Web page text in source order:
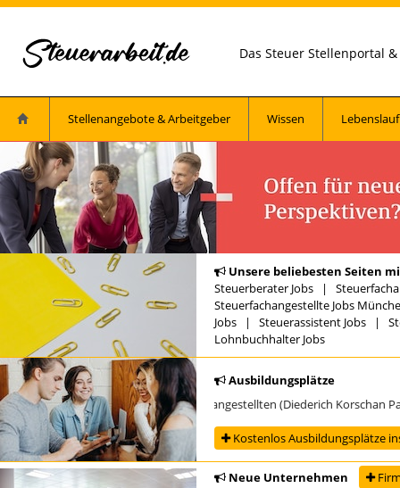
Das Steuer Stellenportal
Stellenangebote & Arbeitgeber Wissen Lebenslauf
Unsere beliebesten Seiten
Steuerberater Jobs |
Steuerfachangestellte Jobs
Jobs | Steuerassistent Jobs |
Lohnbuchhalter Jobs
Ausbildungsplätze
Ausbildung zur/zum Steuerfachangestellten (Diederich Korschan
Kostenlos Ausbildungsplätze
Neue Unternehmen